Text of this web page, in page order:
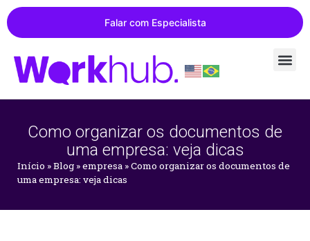
Falar com Especialista
Como organizar os documentos de
uma empresa: veja dicas
Início »Blog »empresa »Como organizar os documentos de
uma empresa: veja dicas